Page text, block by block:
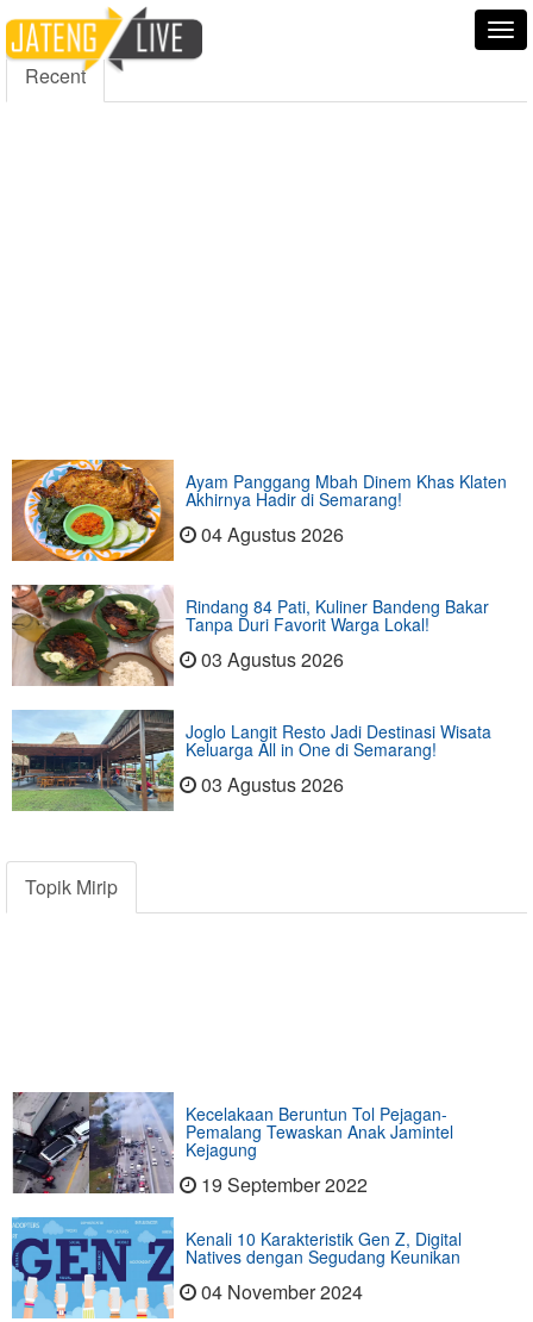
5000 Fans Followers
Recent
Ayam Panggang Mbah Dinem Khas Klaten
Akhirnya Hadir di Semarang!
04 Agustus 2026
Rindang 84 Pati, Kuliner Bandeng Bakar
Tanpa Duri Favorit Warga Lokal!
03 Agustus 2026
Joglo Langit Resto Jadi Destinasi Wisata
Keluarga All in One di Semarang!
03 Agustus 2026
Topik Mirip
Kecelakaan Beruntun Tol Pejagan-
Pemalang Tewaskan Anak Jamintel
Kejagung
19 September 2022
Kenali 10 Karakteristik Gen Z, Digital
Natives dengan Segudang Keunikan
04 November 2024